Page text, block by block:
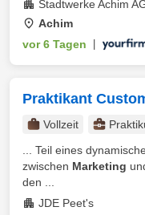
Stadtwerke Achim
Achim
vor 6 Tagen
Praktikant
Vollzeit
... Teil eines
zwischen Marketing
den ...
JDE Peet's